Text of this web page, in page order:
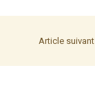
Article suivant